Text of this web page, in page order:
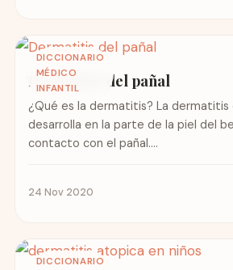
DICCIONARIO
MÉDICO
INFANTIL
Dermatitis del pañal
¿Qué es la dermatitis? La dermatitis
desarrolla en la parte de la piel del
contacto con el pañal....
24 Nov 2020
DICCIONARIO